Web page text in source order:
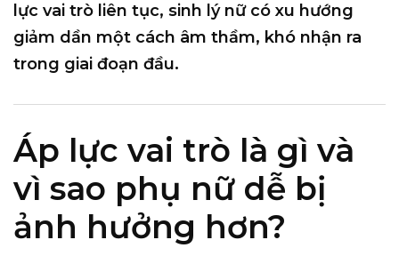
lực vai trò liên tục, sinh lý nữ có xu hướng
giảm dần một cách âm thầm, khó nhận ra
trong giai đoạn đầu.
Áp lực vai trò là gì và
vì sao phụ nữ dễ bị
ảnh hưởng hơn?